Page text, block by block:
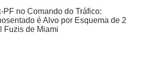
PF no Comando do Tráfico:
é Alvo por Esquema de 2
Fuzis de Miami